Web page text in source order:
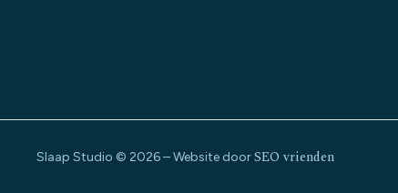
Slaap Studio © 2026 – Website doorSEO vrienden